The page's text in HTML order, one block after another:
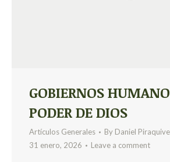
GOBIERNOS
PODER DE DIOS
Artículos Generales By Daniel Piraquive
31 enero, 2026
Leave a comment